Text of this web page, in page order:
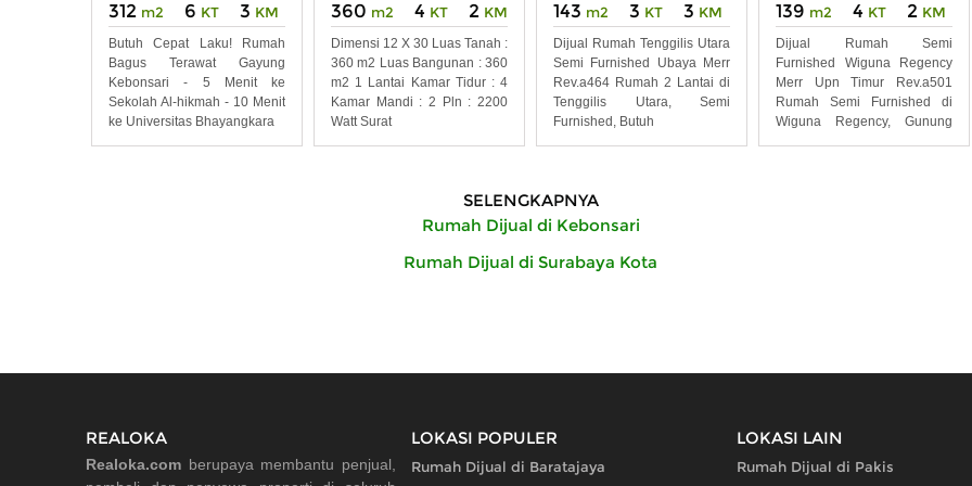
312 m2 6 KT 3 KM
Butuh Cepat Laku! Rumah
Bagus Terawat Gayung
Kebonsari - 5 Menit ke
Sekolah Al-hikmah - 10 Menit
ke Universitas Bhayangkara
360 m2 4 KT 2 KM
Dimensi 12 X 30 Luas Tanah :
360 m2 Luas Bangunan : 360
m2 1 Lantai Kamar Tidur : 4
Kamar Mandi : 2 Pln : 2200
Watt Surat
143 m2 3 KT 3 KM
Dijual Rumah Tenggilis Utara
Semi Furnished Ubaya Merr
Rev.a464 Rumah 2 Lantai di
Tenggilis Utara, Semi
Furnished, Butuh
139 m2 4 KT 2 KM
Dijual Rumah Semi
Furnished Wiguna Regency
Merr Upn Timur Rev.a501
Rumah Semi Furnished di
Wiguna Regency, Gunung
SELENGKAPNYA
Rumah Dijual di Kebonsari
Rumah Dijual di Surabaya Kota
REALOKA
Realoka.com berupaya membantu penjual,
LOKASI POPULER
Rumah Dijual di Baratajaya
LOKASI LAIN
Rumah Dijual di Pakis